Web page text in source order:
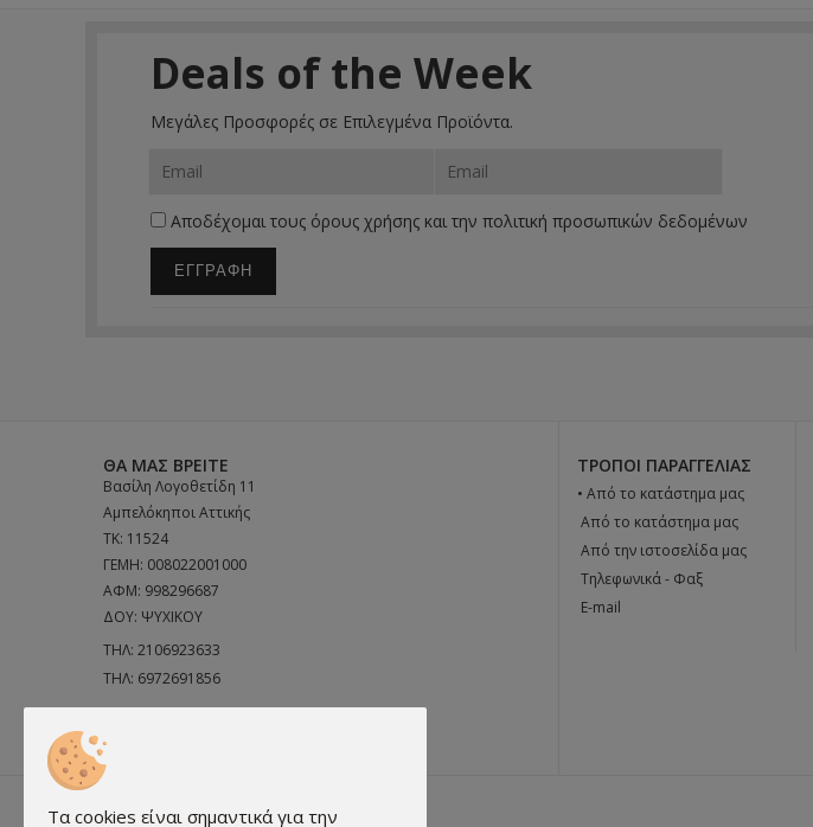
Deals of the Week
Μεγάλες Προσφορές σε Επιλεγμένα Προϊόντα.
Αποδέχομαι τους όρους χρήσης και την πολιτική προσωπικών δεδομένων
ΕΓΓΡΑΦΗ
ΘΑ ΜΑΣ ΒΡΕΊΤΕ
Βασίλη Λογοθετίδη 11
Αμπελόκηποι Αττικής
ΤΚ: 11524
ΓΕΜΗ: 008022001000
ΑΦΜ: 998296687
ΔΟΥ: ΨΥΧΙΚΟΥ
ΤΗΛ: 2106923633
ΤΗΛ: 6972691856
ΤΡΌΠΟΙ ΠΑΡΑΓΓΕΛΊΑΣ
• Από το κατάστημα μας
 Από το κατάστημα μας
 Από την ιστοσελίδα μας
 Tηλεφωνικά - Φαξ
 E-mail
Τα cookies είναι σημαντικά για την